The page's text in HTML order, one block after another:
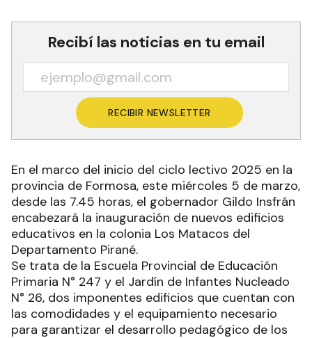
Recibí las noticias en tu email
RECIBIR NEWSLETTER
En el marco del inicio del ciclo lectivo 2025 en la
provincia de Formosa, este miércoles 5 de marzo,
desde las 7.45 horas, el gobernador Gildo Insfrán
encabezará la inauguración de nuevos edificios
educativos en la colonia Los Matacos del
Departamento Pirané.
Se trata de la Escuela Provincial de Educación
Primaria N° 247 y el Jardín de Infantes Nucleado
N° 26, dos imponentes edificios que cuentan con
las comodidades y el equipamiento necesario
para garantizar el desarrollo pedagógico de los